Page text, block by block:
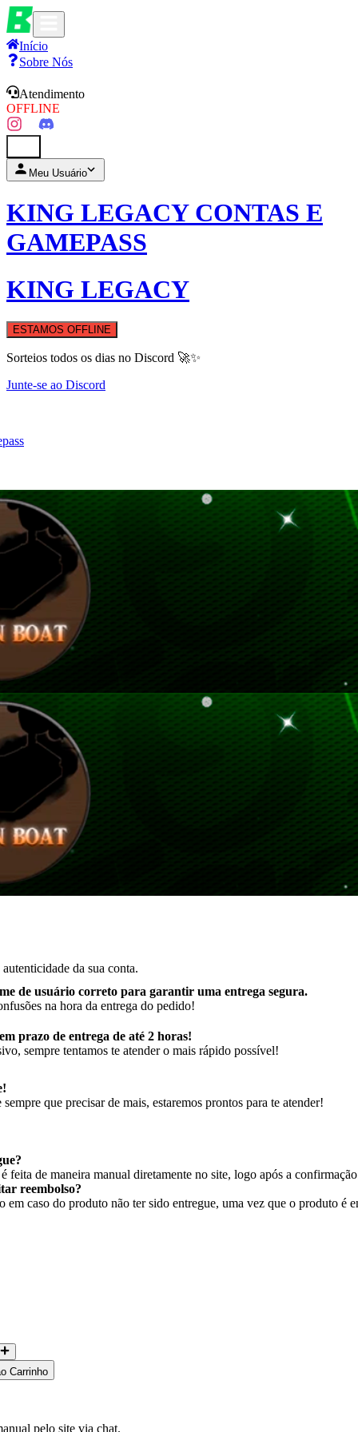
Início
Sobre Nós
Atendimento
OFFLINE
Meu Usuário
KING LEGACY CONTAS E
GAMEPASS
KING LEGACY
ESTAMOS OFFLINE
Sorteios todos os dias no Discord 🚀✨
Junte-se ao Discord
da sua conta.
de usuário correto para garantir uma entrega segura.
na hora da entrega do pedido!
prazo de entrega de até 2 horas!
sempre tentamos te atender o mais rápido possível!
que precisar de mais, estaremos prontos para te atender!
feita de maneira manual diretamente no site, logo após a
reembolso?
em caso do produto não ter sido entregue, uma vez que o produto é
Carrinho
pelo site via chat.